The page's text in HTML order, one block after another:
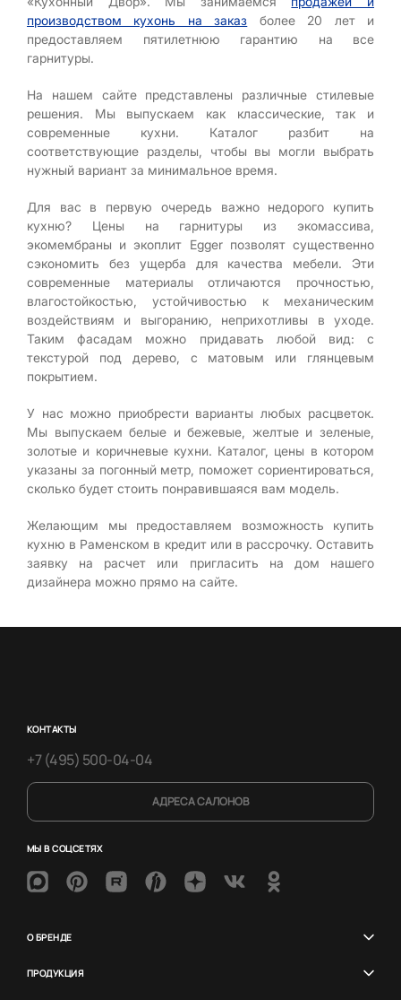
производством кухонь на заказ более 20 лет и
предоставляем пятилетнюю гарантию на все
гарнитуры.
На нашем сайте представлены различные стилевые
решения. Мы выпускаем как классические, так и
современные кухни. Каталог разбит на
соответствующие разделы, чтобы вы могли выбрать
нужный вариант за минимальное время.
Для вас в первую очередь важно недорого купить
кухню? Цены на гарнитуры из экомассива,
экомембраны и экоплит Egger позволят существенно
сэкономить без ущерба для качества мебели. Эти
современные материалы отличаются прочностью,
влагостойкостью, устойчивостью к механическим
воздействиям и выгоранию, неприхотливы в уходе.
Таким фасадам можно придавать любой вид: с
текстурой под дерево, с матовым или глянцевым
покрытием.
У нас можно приобрести варианты любых расцветок.
Мы выпускаем белые и бежевые, желтые и зеленые,
золотые и коричневые кухни. Каталог, цены в котором
указаны за погонный метр, поможет сориентироваться,
сколько будет стоить понравившаяся вам модель.
Желающим мы предоставляем возможность купить
кухню в Раменском в кредит или в рассрочку. Оставить
заявку на расчет или пригласить на дом нашего
дизайнера можно прямо на сайте.
КОНТАКТЫ
+7 (495) 500-04-04
АДРЕСА САЛОНОВ
МЫ В СОЦСЕТЯХ
О БРЕНДЕ
ПРОДУКЦИЯ